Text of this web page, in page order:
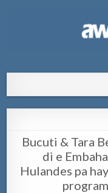
Bucuti & Tara
di e
Hulandes pa